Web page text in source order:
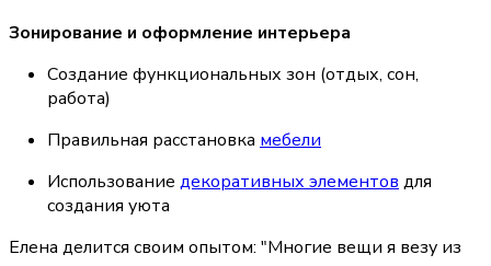
Зонирование и оформление интерьера
Создание функциональных зон (отдых, сон,
работа)
Правильная расстановка мебели
Использование декоративных элементов для
создания уюта
Елена делится своим опытом: "Многие вещи я везу из